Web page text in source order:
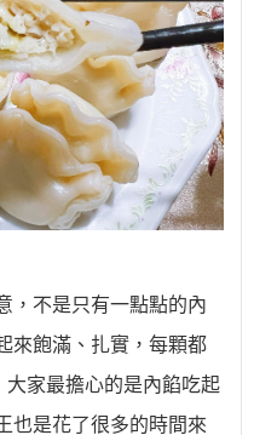
，不是只有一點點的內
來飽滿、扎實，每顆都
家最擔心的是內餡吃起
也是花了很多的時間來